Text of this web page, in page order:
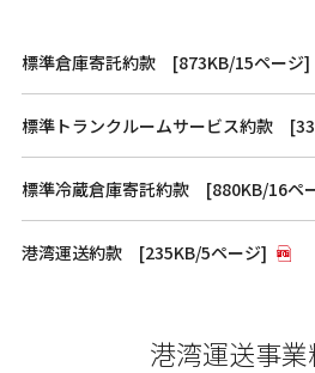
標準倉庫寄託約款 [873KB/15ページ]
標準トランクルームサービス約款
標準冷蔵倉庫寄託約款 [880KB/16ペ
港湾運送約款 [235KB/5ページ]
港湾運送事